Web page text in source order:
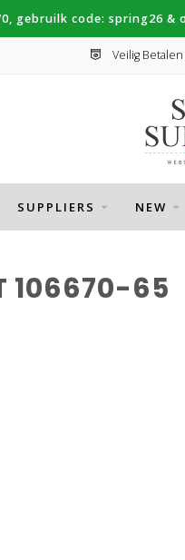
gebruilk code: spring26
Veilig
SUPPLIERS NEW
106670-65